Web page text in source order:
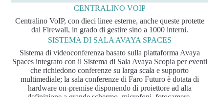
CENTRALINO VOIP
Centralino VoIP, con dieci linee esterne, anche queste protette
dai Firewall, in grado di gestire sino a 1000 interni.
SISTEMA DI SALA AVAYA SPACES
Sistema di videoconferenza basato sulla piattaforma Avaya
Spaces integrato con il Sistema di Sala Avaya Scopia per eventi
che richiedono conferenze su larga scala e supporto
multimediale; la sala conferenze di Faro Futuro è dotata di
hardware on-premise disponendo di proiettore ad alta